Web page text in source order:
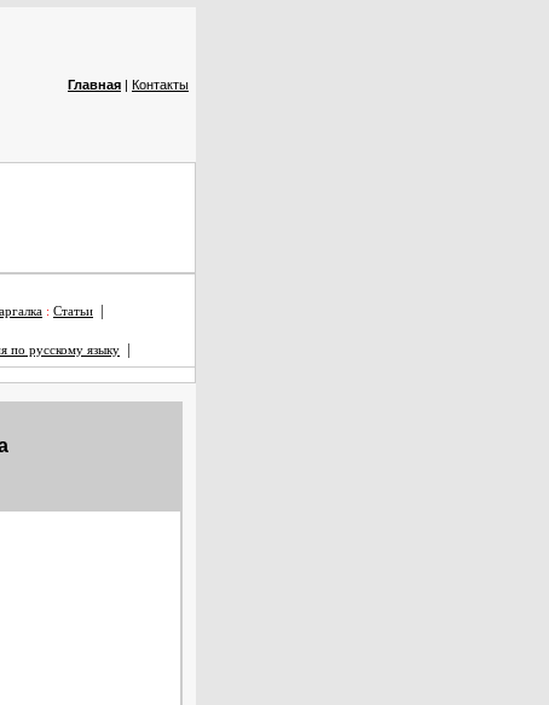
Главная | Контакты
: Статьи
|
по русскому языку |